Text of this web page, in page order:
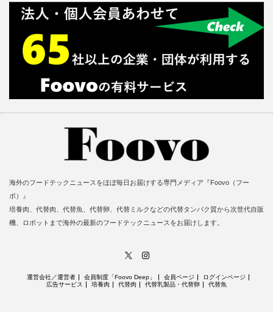
海外のフードテックニュースをほぼ毎日お届けする専門メディア『Foovo（フー
ボ）』
培養肉、代替肉、代替魚、代替卵、代替ミルクなどの代替タンパク質から次世代自販
機、ロボットまで海外の最新のフードテックニュースをお届けします。
運営会社／運営者 会員制度「Foovo Deep」 会員ページ
ログインページ
広告サービス
培養肉 代替肉 代替乳製品・代替卵 代替魚